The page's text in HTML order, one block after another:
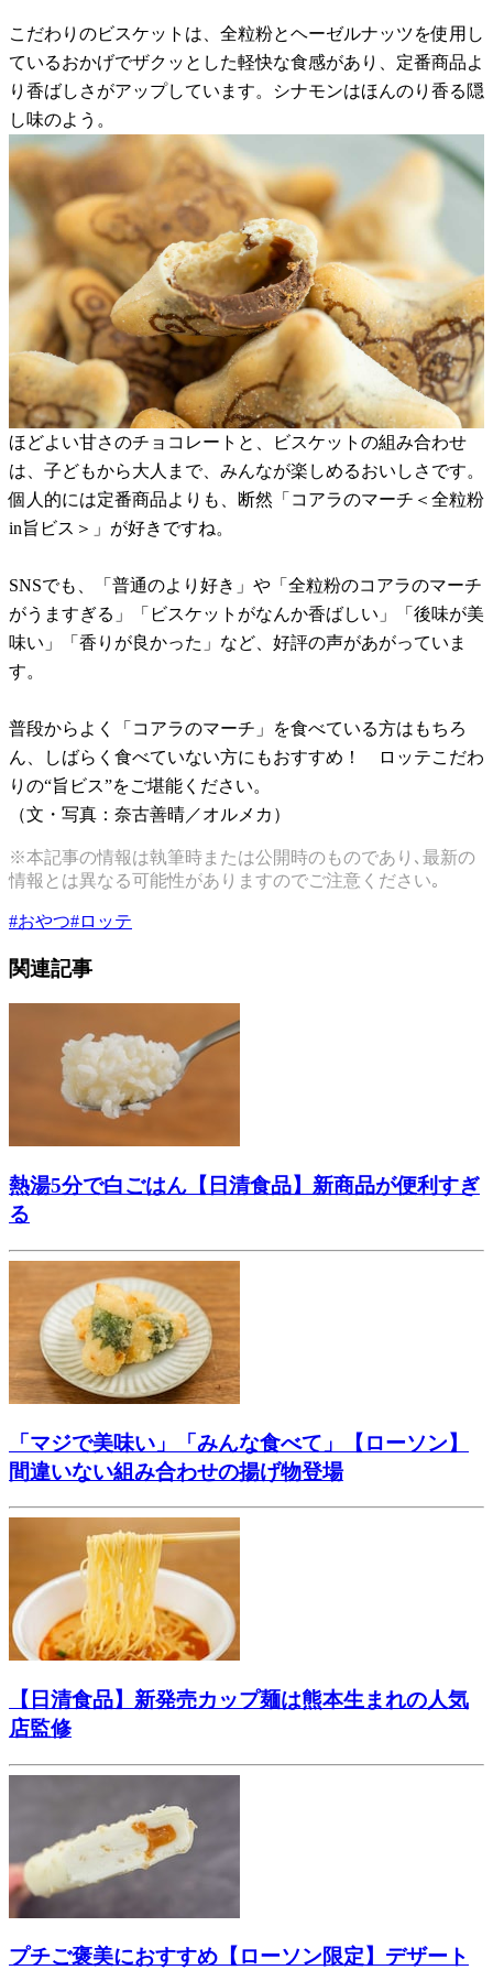
こだわりのビスケットは、全粒粉とヘーゼルナッツを使用し
ているおかげでザクッとした軽快な食感があり、定番商品よ
り香ばしさがアップしています。シナモンはほんのり香る隠
し味のよう。
ほどよい甘さのチョコレートと、ビスケットの組み合わせ
は、子どもから大人まで、みんなが楽しめるおいしさです。
個人的には定番商品よりも、断然「コアラのマーチ＜全粒粉
in旨ビス＞」が好きですね。
SNSでも、「普通のより好き」や「全粒粉のコアラのマーチ
がうますぎる」「ビスケットがなんか香ばしい」「後味が美
味い」「香りが良かった」など、好評の声があがっていま
す。
普段からよく「コアラのマーチ」を食べている方はもちろ
ん、しばらく食べていない方にもおすすめ！ ロッテこだわ
りの“旨ビス”をご堪能ください。
（文・写真：奈古善晴／オルメカ）
※本記事の情報は執筆時または公開時のものであり､最新の
情報とは異なる可能性がありますのでご注意ください｡
#おやつ#ロッテ
関連記事
熱湯5分で白ごはん【日清食品】新商品が便利すぎ
る
「マジで美味い」「みんな食べて」【ローソン】
間違いない組み合わせの揚げ物登場
【日清食品】新発売カップ麺は熊本生まれの人気
店監修
プチご褒美におすすめ【ローソン限定】デザート